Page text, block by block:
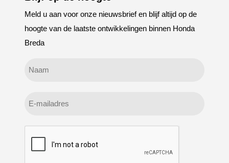
Meld u aan voor onze nieuwsbrief en blijf altijd op de
hoogte van de laatste ontwikkelingen binnen Honda
Breda